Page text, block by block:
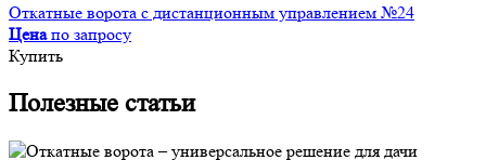
Откатные ворота с дистанционным управлением №24
Ценапо запросу
Купить
Полезные статьи